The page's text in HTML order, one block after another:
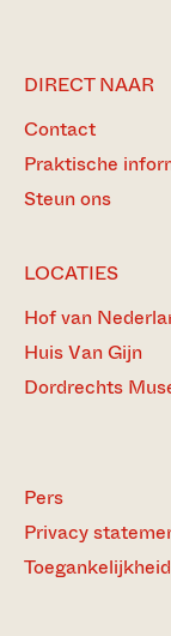
DIRECT NAAR
Contact
Praktische
Steun ons
LOCATIES
Hof van
Huis Van Gijn
Dordrechts
Pers
Privacy